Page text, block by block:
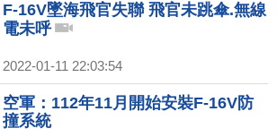
F-16V墜海飛官失聯 飛官未跳傘.無線
電未呼
2022-01-11 22:03:54
空軍：112年11月開始安裝F-16V防
撞系統